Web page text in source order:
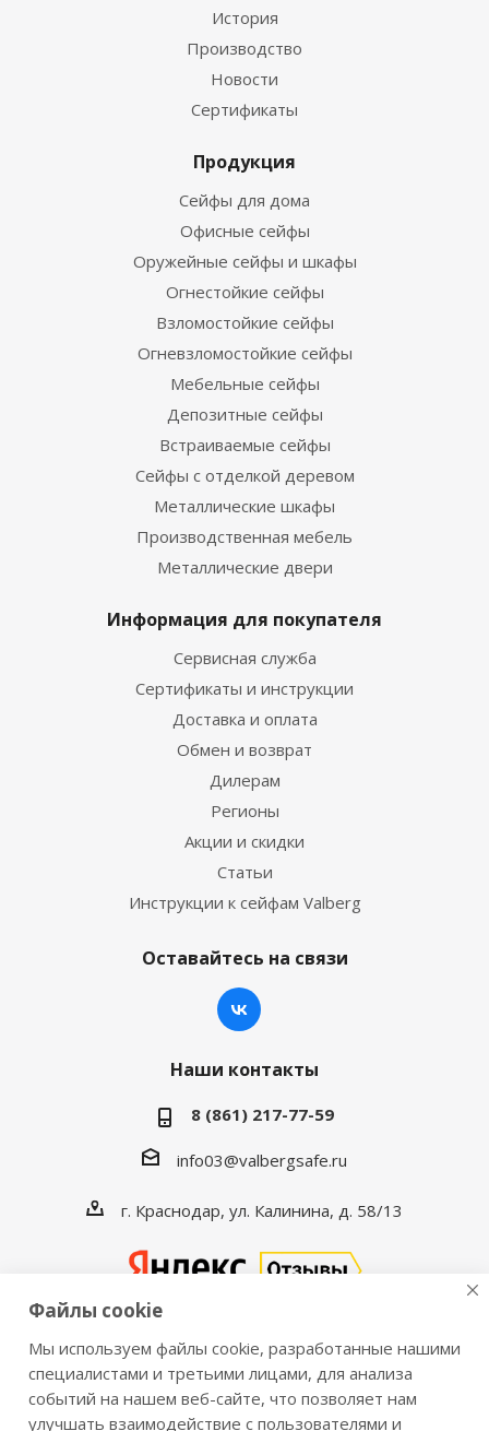
История
Производство
Новости
Сертификаты
Продукция
Сейфы для дома
Офисные сейфы
Оружейные сейфы и шкафы
Огнестойкие сейфы
Взломостойкие сейфы
Огневзломостойкие сейфы
Мебельные сейфы
Депозитные сейфы
Встраиваемые сейфы
Сейфы с отделкой деревом
Металлические шкафы
Производственная мебель
Металлические двери
Информация для покупателя
Сервисная служба
Сертификаты и инструкции
Доставка и оплата
Обмен и возврат
Дилерам
Регионы
Акции и скидки
Статьи
Инструкции к сейфам Valberg
Оставайтесь на связи
Наши контакты
8 (861) 217-77-59
info03@valbergsafe.ru
г. Краснодар, ул. Калинина, д. 58/13
2016-2026 © VALBERGSAFE.RU — Интернет-магазин
сейфов Valberg и металлической мебели Практик.
Продажа сейфов для дома и офиса, металлических
Файлы cookie
Мы используем файлы cookie, разработанные нашими
специалистами и третьими лицами, для анализа
событий на нашем веб-сайте, что позволяет нам
улучшать взаимодействие с пользователями и